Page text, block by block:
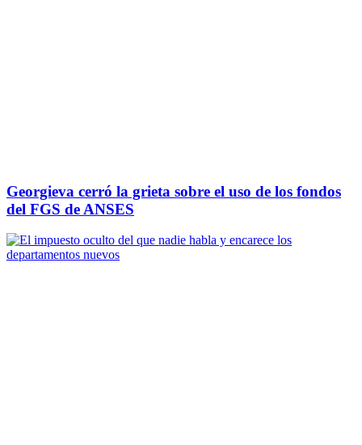
Georgieva cerró la grieta sobre el uso de los fondos
del FGS de ANSES